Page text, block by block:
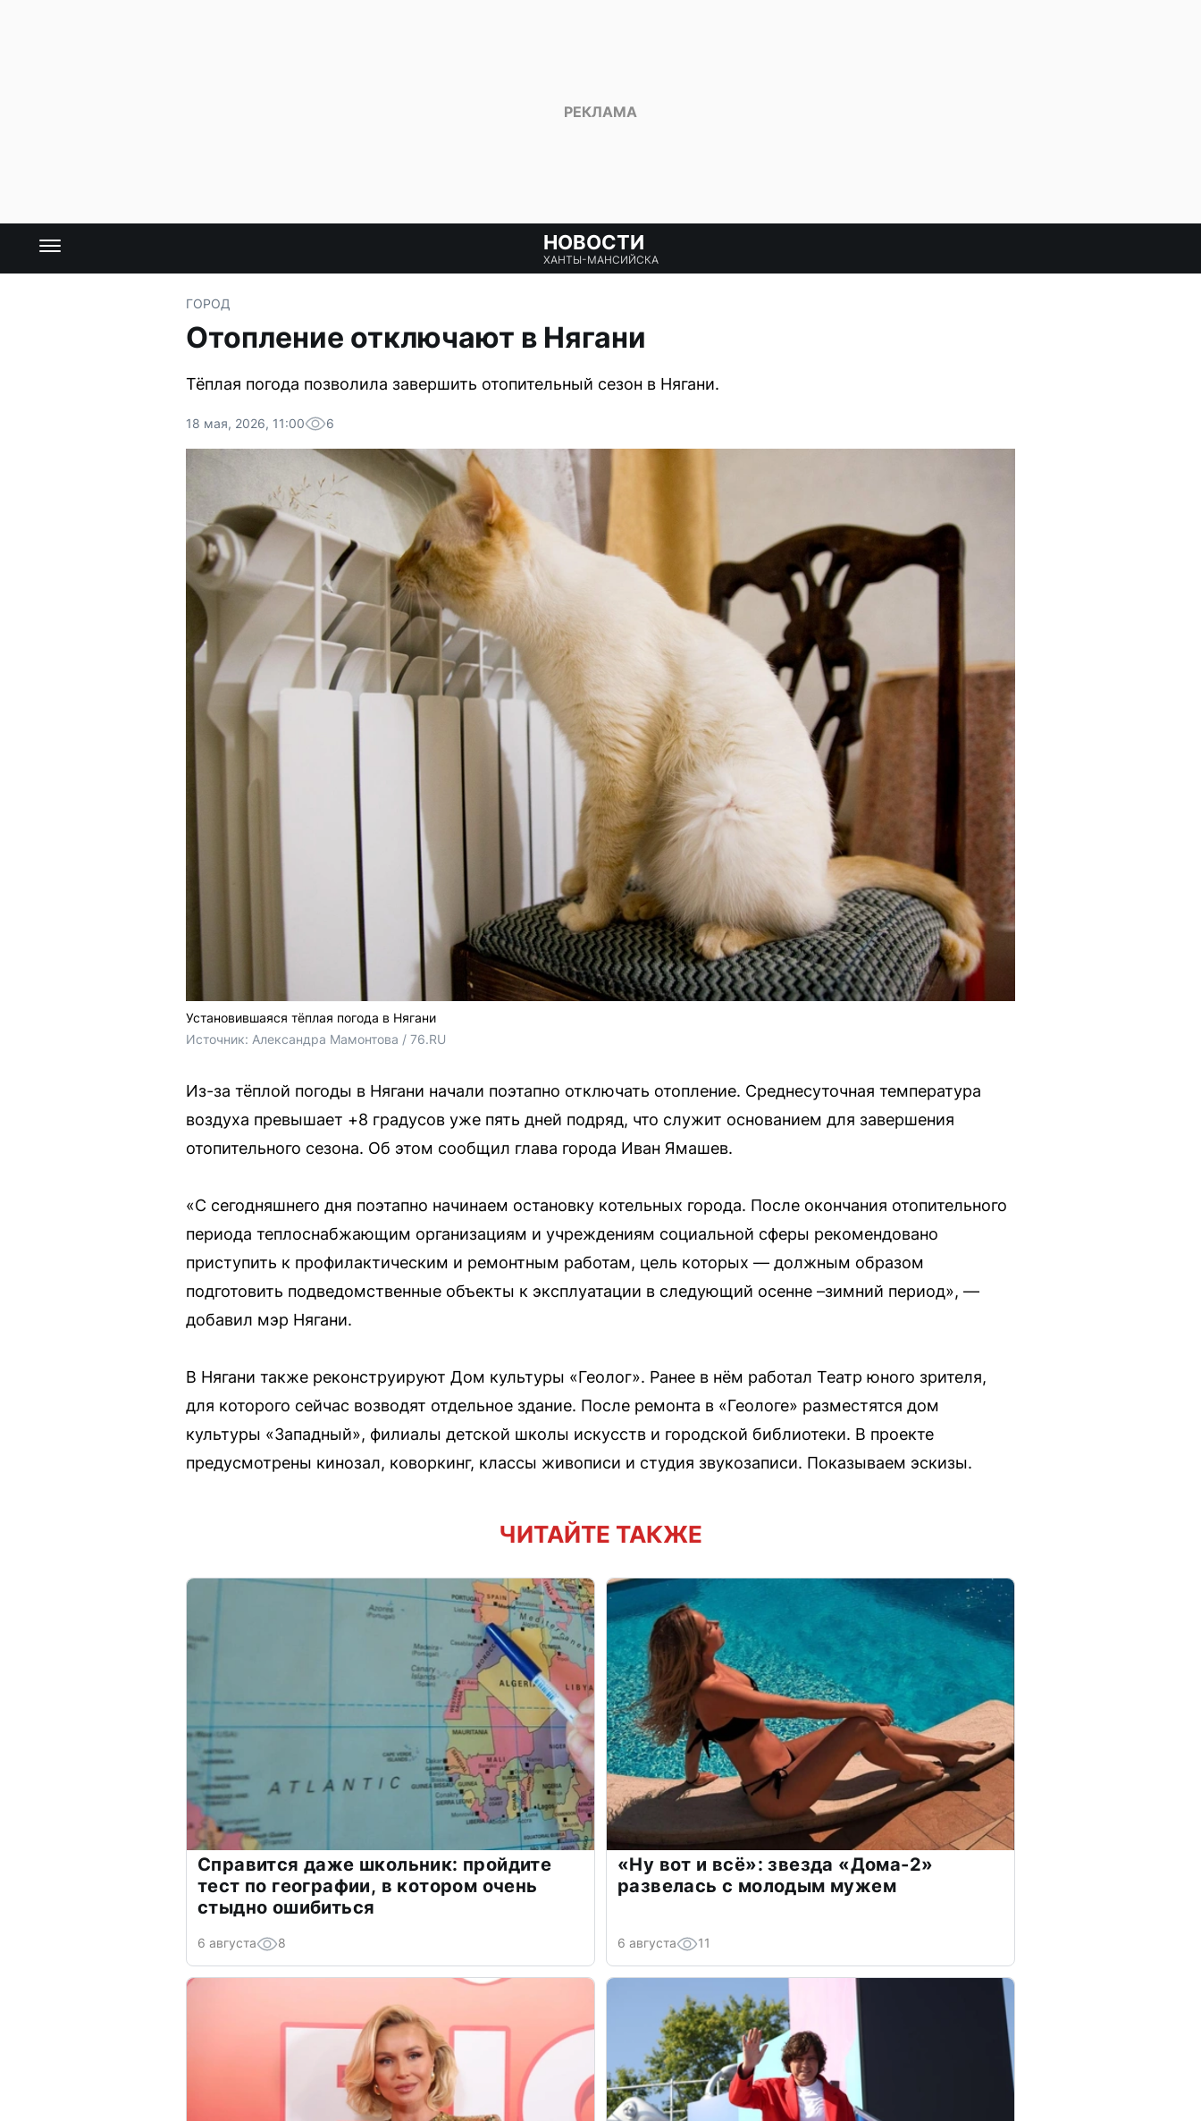
НОВОСТИ
ХАНТЫ-МАНСИЙСКА
ГОРОД
Отопление отключают в Нягани
Тёплая погода позволила завершить отопительный сезон в Нягани.
18 мая, 2026, 11:00 6
Установившаяся тёплая погода в Нягани
Источник: Александра Мамонтова / 76.RU
Из-за тёплой погоды в Нягани начали поэтапно отключать отопление. Среднесуточная температура
воздуха превышает +8 градусов уже пять дней подряд, что служит основанием для завершения
отопительного сезона. Об этом сообщил глава города Иван Ямашев.
«С сегодняшнего дня поэтапно начинаем остановку котельных города. После окончания отопительного
периода теплоснабжающим организациям и учреждениям социальной сферы рекомендовано
приступить к профилактическим и ремонтным работам, цель которых — должным образом
подготовить подведомственные объекты к эксплуатации в следующий осенне –зимний период», —
добавил мэр Нягани.
В Нягани также реконструируют Дом культуры «Геолог». Ранее в нём работал Театр юного зрителя,
для которого сейчас возводят отдельное здание. После ремонта в «Геологе» разместятся дом
культуры «Западный», филиалы детской школы искусств и городской библиотеки. В проекте
предусмотрены кинозал, коворкинг, классы живописи и студия звукозаписи. Показываем эскизы.
ЧИТАЙТЕ ТАКЖЕ
Справится даже школьник: пройдите
тест по географии, в котором очень
стыдно ошибиться
6 августа 8
«Ну вот и всё»: звезда «Дома-2»
развелась с молодым мужем
6 августа 11